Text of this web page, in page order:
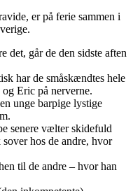
er på ferie sammen i
det, går de den sidste aften
har de småskændtes hele
Eric på nerverne.
unge barpige lystige
senere vælter skidefuld
hos de andre, hvor
til de andre – hvor han